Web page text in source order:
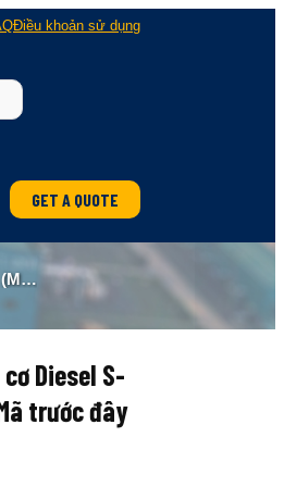
Điều khoản sử dụng
GET A QUOTE
70)
Diesel S-
trước đây